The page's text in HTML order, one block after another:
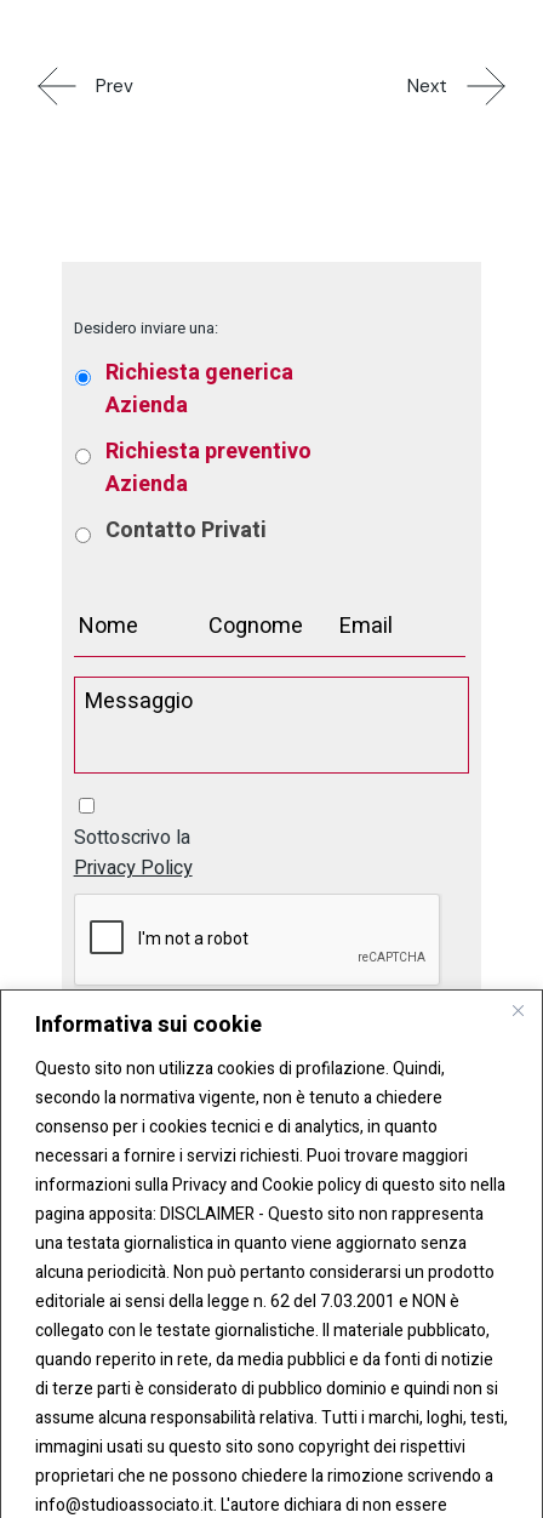
Informativa sui cookie
Questo sito non utilizza cookies di profilazione. Quindi,
secondo la normativa vigente, non è tenuto a chiedere
consenso per i cookies tecnici e di analytics, in quanto
necessari a fornire i servizi richiesti. Puoi trovare maggiori
informazioni sulla Privacy and Cookie policy di questo sito nella
pagina apposita: DISCLAIMER - Questo sito non rappresenta
una testata giornalistica in quanto viene aggiornato senza
alcuna periodicità. Non può pertanto considerarsi un prodotto
editoriale ai sensi della legge n. 62 del 7.03.2001 e NON è
collegato con le testate giornalistiche. Il materiale pubblicato,
quando reperito in rete, da media pubblici e da fonti di notizie
di terze parti è considerato di pubblico dominio e quindi non si
assume alcuna responsabilità relativa. Tutti i marchi, loghi, testi,
immagini usati su questo sito sono copyright dei rispettivi
proprietari che ne possono chiedere la rimozione scrivendo a
info@studioassociato.it. L'autore dichiara di non essere
Prev Next
Desidero inviare una:
Richiesta generica
Azienda
Richiesta preventivo
Azienda
Contatto Privati
Sottoscrivo la
Privacy Policy
CONT
ATTI
Tel:
0283438.482
Fax:
0283438.483
mail:
info@studioassociato.it
COO
KIE &
PRIV
ACY
Cookie
Policy
Privacy
Policy